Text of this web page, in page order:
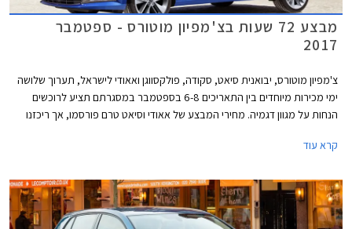
מבצע 72 שעות בצ'מפיון מוטורס - ספטמבר
2017
צ'מפיון מוטורס, יבואנית סיאט, סקודה, פולקסווגן ואאודי לישראל, תערוך שלושה
ימי מכירות מיוחדים בין התאריכים 6-8 בספטמבר במסגרתם תציע לרוכשים
הנחות על מגוון דגמיה. מחירי המבצע של אאודי וסיאט טרם פורסמו, אך ריכזנו
ופולקסווגן.
קרא עוד